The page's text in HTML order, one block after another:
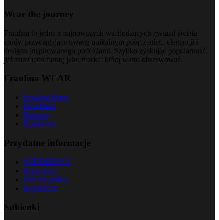
Wear the journey
Fraulina to jedna z najnowszych wschodzących gwiazd świata
mody, przyciągająca uwagę unikalnym połączeniem elegancji i
designu inspirowanego podróżami. Szybko zyskując popularność,
już teraz robi furorę jako marka, którą warto obserwować.
Fraulina WEAR
Fraulina Dress
Pepi Pants
Kimono
Headwear
Przydatne informacje
WIDDERRUF
Impressum
Privacy policy
Regulamin
Sukienki